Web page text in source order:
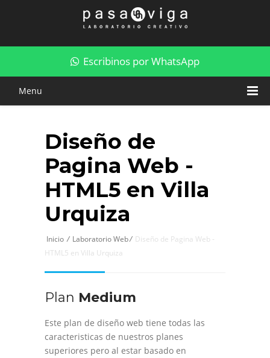
Diseño de Pagina Web - HTML5 en Villa Urquiza
Escribinos por WhatsApp
Menu
Diseño de
Pagina Web -
HTML5 en Villa
Urquiza
Inicio / Laboratorio Web/ Diseño de Pagina Web -
HTML5 en Villa Urquiza
Plan Medium
Este plan de diseño web tiene todas las
caracteristicas de nuestros planes
superiores pero al estar basado en